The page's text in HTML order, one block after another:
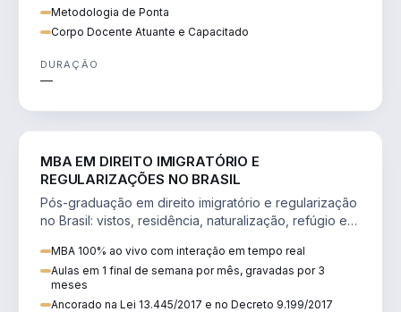
Metodologia de Ponta
Corpo Docente Atuante e Capacitado
DURAÇÃO
—
MBA EM DIREITO IMIGRATÓRIO E
REGULARIZAÇÕES NO BRASIL
Pós-graduação em direito imigratório e regularização
no Brasil: vistos, residência, naturalização, refúgio e
MBA 100% ao vivo com interação em tempo real
Aulas em 1 final de semana por mês, gravadas por 3
meses
Ancorado na Lei 13.445/2017 e no Decreto 9.199/2017